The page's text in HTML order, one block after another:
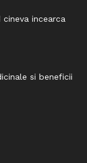
incearca
si beneficii